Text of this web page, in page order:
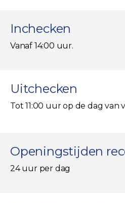
Inchecken
Vanaf 14:00 uur.
Uitchecken
Tot 11:00 uur op de dag van
Openingstijden
24 uur per dag